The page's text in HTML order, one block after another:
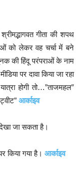
गीता की शपथ
को लेकर वह चर्चा में बने
की हिंदू परंपराओं के नाम
पर दावा किया जा रहा
होगी तो…”ताजमहल”
आर्काइव
जा सकता है।
किया गया है। आर्काइव